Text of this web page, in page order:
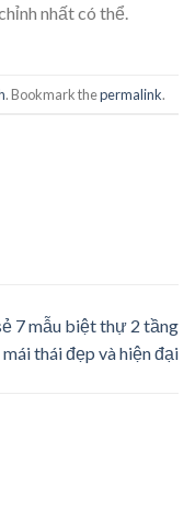
nhất có thể.
. Bookmark thepermalink.
7 mẫu biệt thự 2 tầng
mái thái đẹp và hiện đại